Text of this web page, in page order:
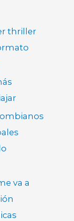
thriller
va a